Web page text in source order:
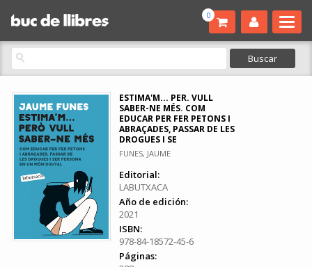
0
ESTIMA'M... PER. VULL
SABER-NE MÉS. COM
EDUCAR PER FER PETONS I
ABRAÇADES, PASSAR DE LES
DROGUES I SE
FUNES, JAUME
Editorial:
LABUTXACA
Año de edición:
2021
ISBN:
978-84-18572-45-6
Páginas: